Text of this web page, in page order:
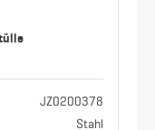
JZ0200378
Stahl